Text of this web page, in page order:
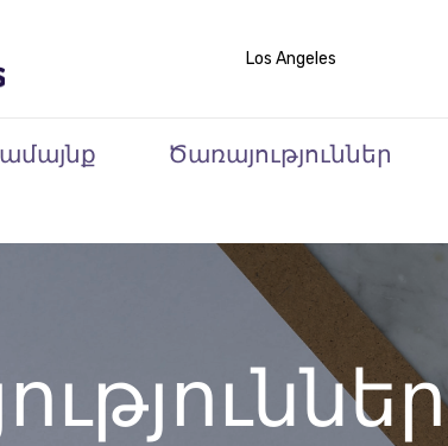
Los Angeles
Ծառայություններ